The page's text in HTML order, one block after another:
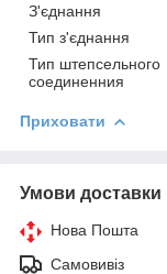
З'єднання
Тип з'єднання
Тип штепсельного
соединенния
Приховати
Умови доставки
Нова Пошта
Самовивіз